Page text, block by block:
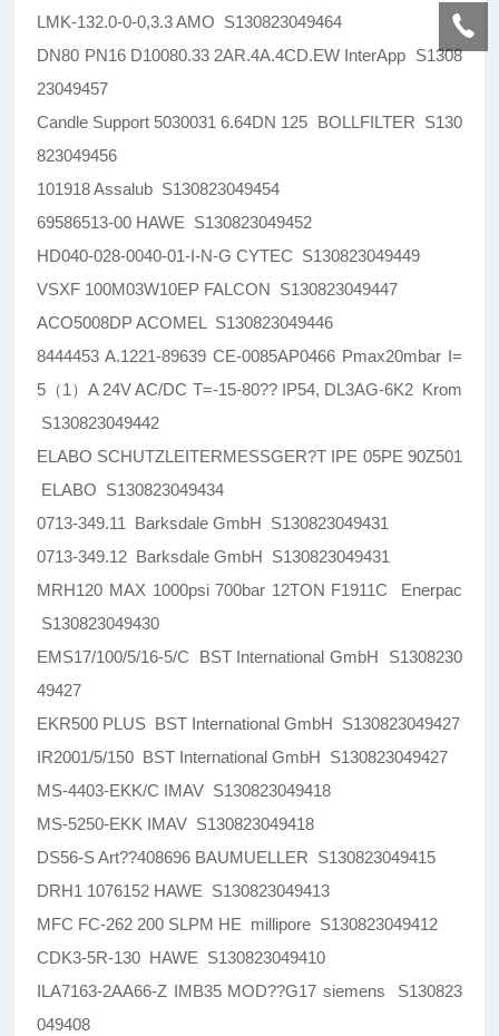
LMK-132.0-0-0,3.3 AMO S130823049464
DN80 PN16 D10080.33 2AR.4A.4CD.EW InterApp S1308
23049457
Candle Support 5030031 6.64DN 125 BOLLFILTER S130
823049456
101918 Assalub S130823049454
69586513-00 HAWE S130823049452
HD040-028-0040-01-I-N-G CYTEC S130823049449
VSXF 100M03W10EP FALCON S130823049447
ACO5008DP ACOMEL S130823049446
8444453 A.1221-89639 CE-0085AP0466 Pmax20mbar I=
5（1）A 24V AC/DC T=-15-80?? IP54, DL3AG-6K2 Krom
S130823049442
ELABO SCHUTZLEITERMESSGER?T IPE 05PE 90Z501
ELABO S130823049434
0713-349.11 Barksdale GmbH S130823049431
0713-349.12 Barksdale GmbH S130823049431
MRH120 MAX 1000psi 700bar 12TON F1911C Enerpac
S130823049430
EMS17/100/5/16-5/C BST International GmbH S1308230
49427
EKR500 PLUS BST International GmbH S130823049427
IR2001/5/150 BST International GmbH S130823049427
MS-4403-EKK/C IMAV S130823049418
MS-5250-EKK IMAV S130823049418
DS56-S Art??408696 BAUMUELLER S130823049415
DRH1 1076152 HAWE S130823049413
MFC FC-262 200 SLPM HE millipore S130823049412
CDK3-5R-130 HAWE S130823049410
ILA7163-2AA66-Z IMB35 MOD??G17 siemens S130823
049408